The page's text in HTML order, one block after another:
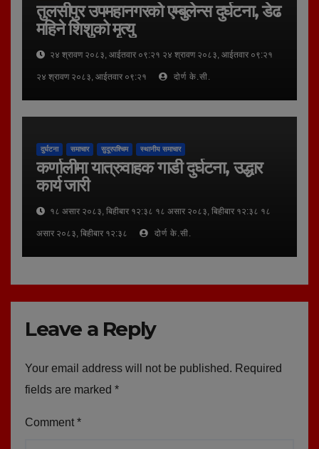
तुलसीपुर उपमहानगरको एम्बुलेन्स दुर्घटना, डेढ
महिने शिशुको मृत्यु
२४ श्रावण २०८३, आईतवार ०९:२१ २४ श्रावण २०८३, आईतवार ०९:२१
२४ श्रावण २०८३, आईतवार ०९:२१ दोर्ण के.सी.
दुर्घटना समाचार सुदूरपश्चिम स्थानीय समाचार
कर्णालीमा यात्रुवाहक गाडी दुर्घटना, उद्धार
कार्य जारी
१८ असार २०८३, बिहीबार १२:३८ १८ असार २०८३, बिहीबार १२:३८ १८
असार २०८३, बिहीबार १२:३८ दोर्ण के.सी.
Leave a Reply
Your email address will not be published. Required
fields are marked *
Comment *